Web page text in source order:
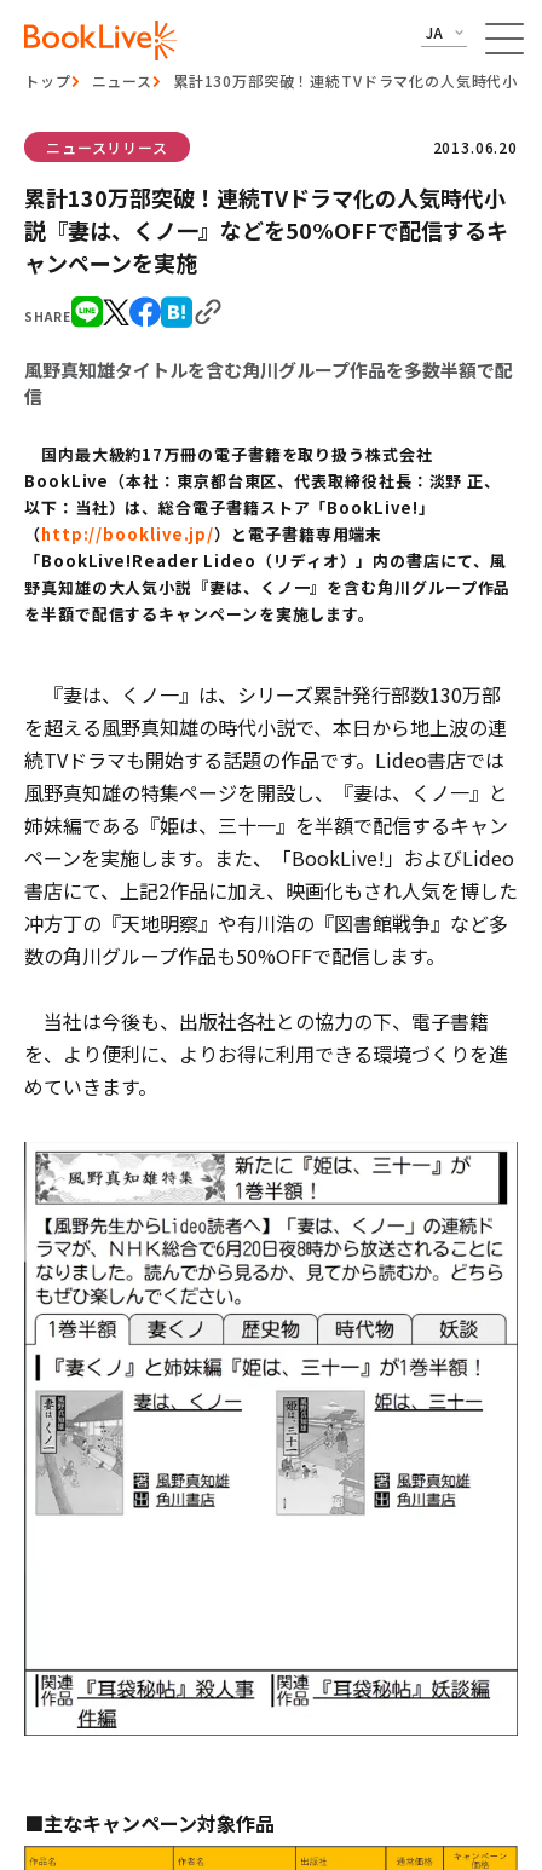
JA
トップ ニュース 累計130万部突破！連続TVドラマ化の人気時代小
SHARE
ニュースリリース 2013.06.20
累計130万部突破！連続TVドラマ化の人気時代小
説『妻は、くノ一』などを50%OFFで配信するキ
ャンペーンを実施
風野真知雄タイトルを含む角川グループ作品を多数半額で配
信
国内最大級約17万冊の電子書籍を取り扱う株式会社
BookLive（本社：東京都台東区、代表取締役社長：淡野 正、
以下：当社）は、総合電子書籍ストア「BookLive!」
（http://booklive.jp/）と電子書籍専用端末
「BookLive!Reader Lideo（リディオ）」内の書店にて、風
野真知雄の大人気小説『妻は、くノ一』を含む角川グループ作品
を半額で配信するキャンペーンを実施します。
『妻は、くノ一』は、シリーズ累計発行部数130万部
を超える風野真知雄の時代小説で、本日から地上波の連
続TVドラマも開始する話題の作品です。Lideo書店では
風野真知雄の特集ページを開設し、『妻は、くノ一』と
姉妹編である『姫は、三十一』を半額で配信するキャン
ペーンを実施します。また、「BookLive!」およびLideo
書店にて、上記2作品に加え、映画化もされ人気を博した
冲方丁の『天地明察』や有川浩の『図書館戦争』など多
数の角川グループ作品も50%OFFで配信します。
当社は今後も、出版社各社との協力の下、電子書籍
を、より便利に、よりお得に利用できる環境づくりを進
めていきます。
■主なキャンペーン対象作品